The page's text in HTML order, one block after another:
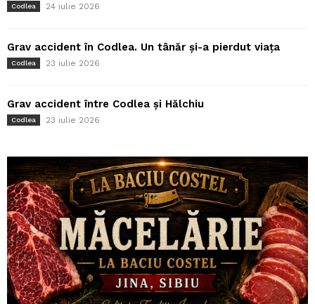
Codlea 24 iulie 2026
Grav accident în Codlea. Un tânăr și-a pierdut viața
Codlea 23 iulie 2026
Grav accident între Codlea și Hălchiu
Codlea 23 iulie 2026